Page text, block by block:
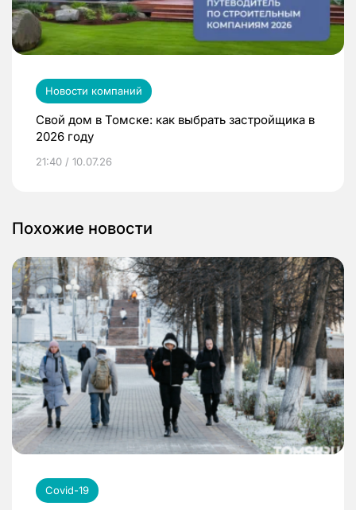
Новости компаний
Свой дом в Томске: как выбрать застройщика в
2026 году
21:40 / 10.07.26
Похожие новости
Covid-19